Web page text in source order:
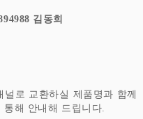
김동희
로 교환하실 제품명과 함께
해 안내해 드립니다.